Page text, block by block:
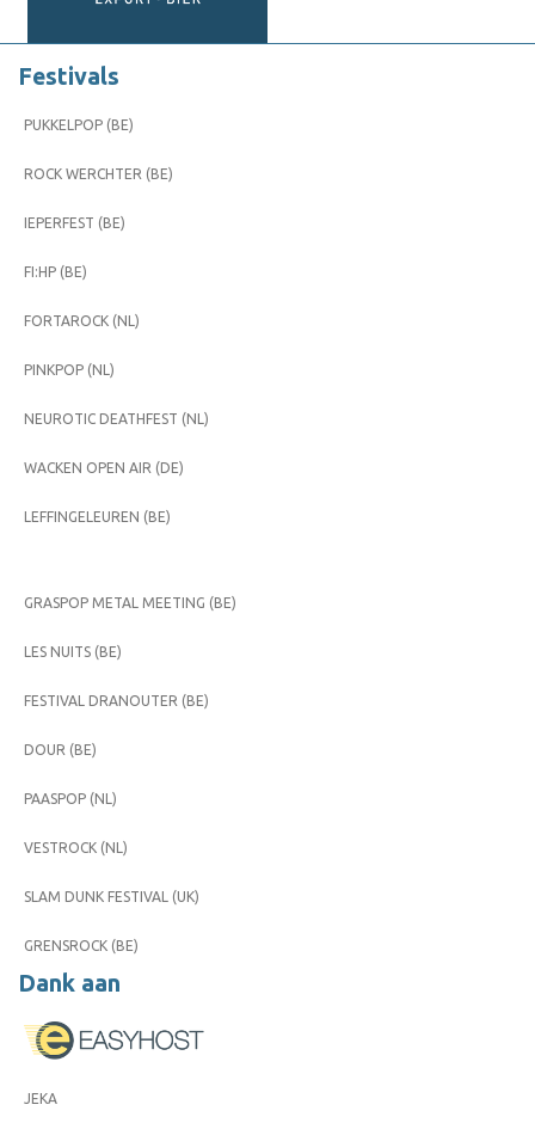
Festivals
PUKKELPOP (BE)
ROCK WERCHTER (BE)
IEPERFEST (BE)
FI:HP (BE)
FORTAROCK (NL)
PINKPOP (NL)
NEUROTIC DEATHFEST (NL)
WACKEN OPEN AIR (DE)
LEFFINGELEUREN (BE)
GRASPOP METAL MEETING (BE)
LES NUITS (BE)
FESTIVAL DRANOUTER (BE)
DOUR (BE)
PAASPOP (NL)
VESTROCK (NL)
SLAM DUNK FESTIVAL (UK)
GRENSROCK (BE)
Dank aan
JEKA